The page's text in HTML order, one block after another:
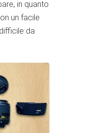
in quanto
un facile
da